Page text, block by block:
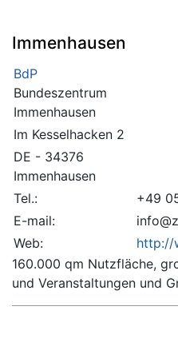
Immenhausen
BdP
Bundeszentrum
Immenhausen
Im Kesselhacken 2
DE - 34376
Immenhausen
Tel.:
+49
E-mail:
Web:
http://
160.000 qm Nutzfläche,
und Veranstaltungen und